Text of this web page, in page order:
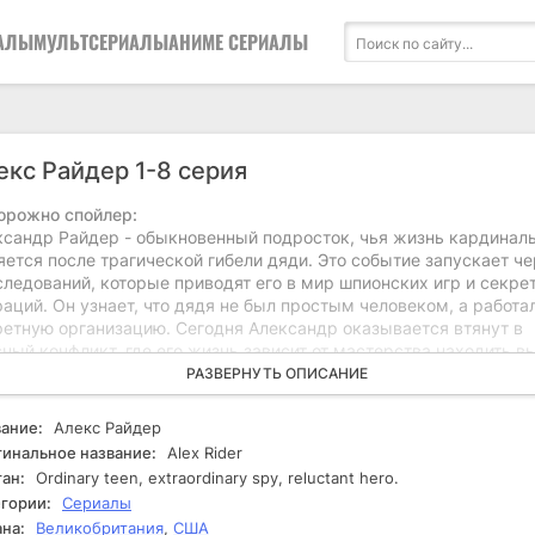
МУЛЬТСЕРИАЛЫАНИМЕ СЕРИАЛЫ
Райдер 1-8 серия
спойлер:
Райдер - обыкновенный подросток, чья жизнь
после трагической гибели дяди. Это событие запускает
которые приводят его в мир шпионских игр и
Он узнает, что дядя не был простым человеком, а
организацию. Сегодня Александр оказывается втянут в
конфликт, где его жизнь зависит от мастерства находить
ситуаций. В поисках справедливости ему предстоит
о которых он даже не догадывался. В ходе расследования
сталкивается с множеством препятствий. Ему
сообразительность и смелость, чтобы выжить в опасных
и распутать клубок лжи и манипуляций. На его пути
противники, которые не остановятся ни перед чем,
свои секреты. Ситуация усугубляется, когда Александр
РАЗВЕРНУТЬ ОПИСАНИЕ
Алекс Райдер
название:
Alex Rider
Ordinary teen, extraordinary spy, reluctant hero.
Сериалы
Великобритания, США